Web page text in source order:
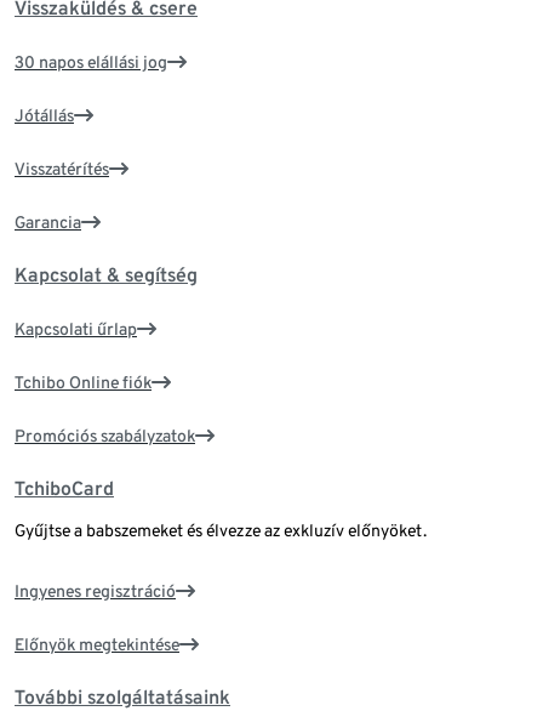
Visszaküldés & csere
30 napos elállási jog
Jótállás
Visszatérítés
Garancia
Kapcsolat & segítség
Kapcsolati űrlap
Tchibo Online fiók
Promóciós szabályzatok
TchiboCard
Gyűjtse a babszemeket és élvezze az exkluzív előnyöket.
Ingyenes regisztráció
Előnyök megtekintése
További szolgáltatásaink